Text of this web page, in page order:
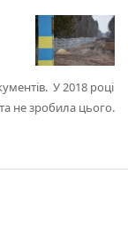
У 2018 році
не зробила цього.